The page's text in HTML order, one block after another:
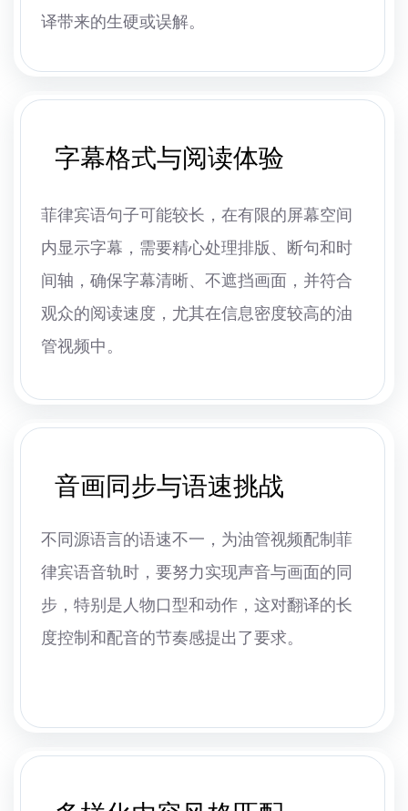
译带来的生硬或误解。
字幕格式与阅读体验
菲律宾语句子可能较长，在有限的屏幕空间
内显示字幕，需要精心处理排版、断句和时
间轴，确保字幕清晰、不遮挡画面，并符合
观众的阅读速度，尤其在信息密度较高的油
管视频中。
音画同步与语速挑战
不同源语言的语速不一，为油管视频配制菲
律宾语音轨时，要努力实现声音与画面的同
步，特别是人物口型和动作，这对翻译的长
度控制和配音的节奏感提出了要求。